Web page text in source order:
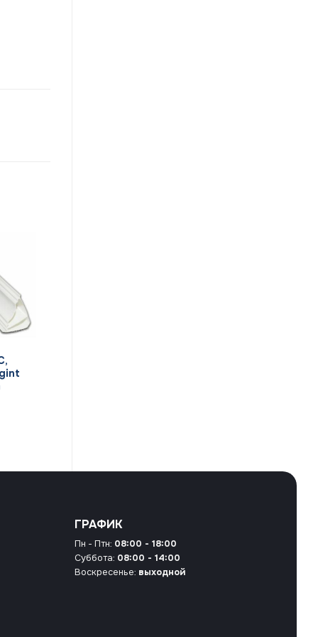
ГРАФИК
Пн - Птн: 08:00 - 18:00
Суббота: 08:00 - 14:00
Воскресенье: выходной